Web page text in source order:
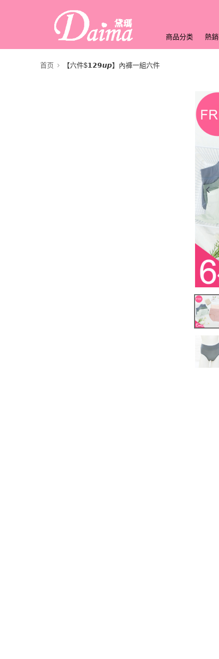
商品分类 熱
首页 【六件$𝟭𝟮𝟵𝙪𝙥】內褲一組六件